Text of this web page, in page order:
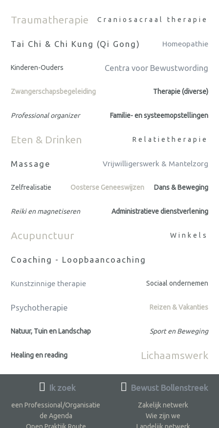
Traumatherapie Craniosacraal therapie
Tai Chi & Chi Kung (Qi Gong) Homeopathie
Kinderen-Ouders Centra voor Bewustwording
Zwangerschapsbegeleiding Therapie (diverse)
Professional organizer Familie- en systeemopstellingen
Eten & Drinken Relatietherapie
Massage Vrijwilligerswerk & Mantelzorg
Zelfrealisatie Oosterse Geneeswijzen Dans & Beweging
Reiki en magnetiseren Administratieve dienstverlening
Acupunctuur Winkels
Coaching - Loopbaancoaching
Kunstzinnige therapie Sociaal ondernemen
Psychotherapie Reizen & Vakanties
Natuur, Tuin en Landschap Sport en Beweging
Healing en reading Lichaamswerk
Ik zoek
een Professional/Organisatie
de Agenda
Bewust Bollenstreek
Zakelijk netwerk
Wie zijn we